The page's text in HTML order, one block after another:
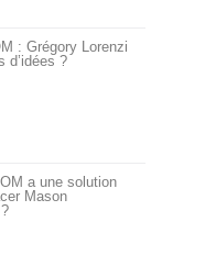
: Grégory Lorenzi
d’idées ?
a une solution
Mason